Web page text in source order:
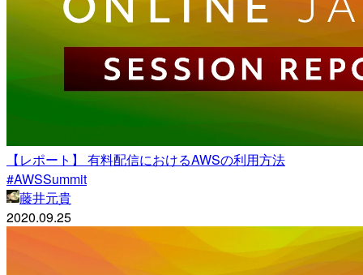
【レポート】 有料配信におけるAWSの利用方法
#AWSSummit
藤井元貴
2020.09.25